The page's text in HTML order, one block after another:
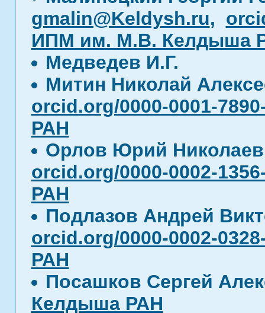
gmalin@Keldysh.ru,
ИПМ им. М.В. Келдыша
Медведев И.Г.
Митин Николай
orcid.org/0000-0001-
РАН
Орлов Юрий
orcid.org/0000-0002-
РАН
Подлазов Андрей
orcid.org/0000-0002-
РАН
Посашков Сергей
Келдыша РАН